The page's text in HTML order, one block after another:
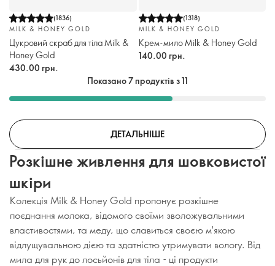
(1836)
MILK & HONEY GOLD
Цукровий скраб для тіла Milk &
Honey Gold
430.00 грн.
(1318)
MILK & HONEY GOLD
Крем-мило Milk & Honey Gold
140.00 грн.
Показано 7 продуктів з 11
ДЕТАЛЬНІШЕ
Розкішне живлення для шовковистої
шкіри
Колекція Milk & Honey Gold пропонує розкішне
поєднання молока, відомого своїми зволожувальними
властивостями, та меду, що славиться своєю м'якою
відлущувальною дією та здатністю утримувати вологу. Від
мила для рук до лосьйонів для тіла - ці продукти